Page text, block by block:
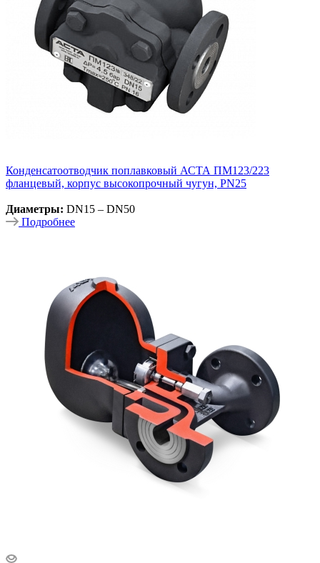
Конденсатоотводчик поплавковый АСТА ПМ123/223
фланцевый, корпус высокопрочный чугун, PN25
Диаметры: DN15 – DN50
Подробнее